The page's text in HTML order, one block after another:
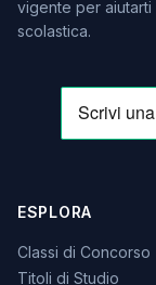
vigente per aiutarti
scolastica.
ESPLORA
Classi di Concorso
Titoli di Studio